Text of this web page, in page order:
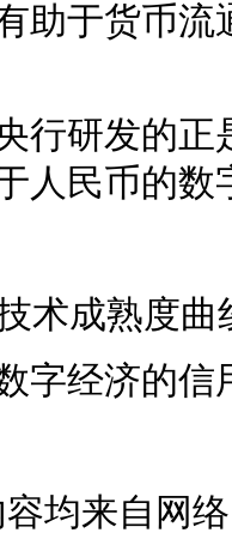
助于货币
行研发的
人民币的数
术成熟度
字经济的
容均来自网